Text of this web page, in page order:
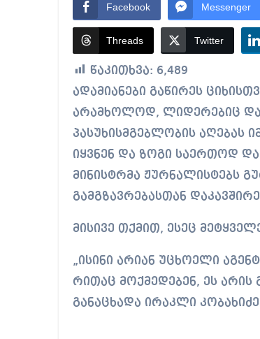
Facebook Messenger
Threads Twitter
წაკითხვა: 6,489
ადამიანები გაწირეს ციხისთვის, ძირითადად რიგითი აქტივისტები, თუმცა
არამხოლოდ, ლიდერებიც და
პასუხისმგებლობის აღებას
იყვნენ და ზოგი საერთოდ
მინისტრმა ჟურნალისტებს
გამგზავრებასთან
მისივე თქმით, ესეც
„ისინი არიან უცხოელი
რითაც მოქმედებენ, ეს არის
განაცხადა ირაკლი